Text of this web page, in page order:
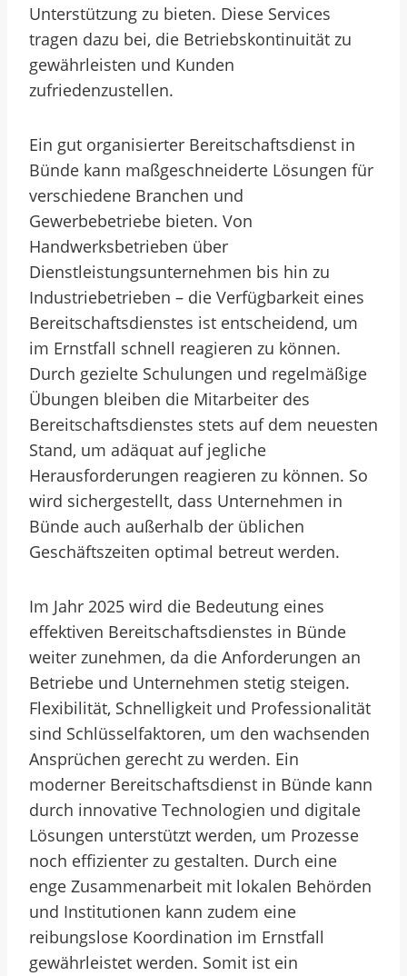
Unterstützung zu bieten. Diese Services
tragen dazu bei, die Betriebskontinuität zu
gewährleisten und Kunden
zufriedenzustellen.
Ein gut organisierter Bereitschaftsdienst in
Bünde kann maßgeschneiderte Lösungen für
verschiedene Branchen und
Gewerbebetriebe bieten. Von
Handwerksbetrieben über
Dienstleistungsunternehmen bis hin zu
Industriebetrieben – die Verfügbarkeit eines
Bereitschaftsdienstes ist entscheidend, um
im Ernstfall schnell reagieren zu können.
Durch gezielte Schulungen und regelmäßige
Übungen bleiben die Mitarbeiter des
Bereitschaftsdienstes stets auf dem neuesten
Stand, um adäquat auf jegliche
Herausforderungen reagieren zu können. So
wird sichergestellt, dass Unternehmen in
Bünde auch außerhalb der üblichen
Geschäftszeiten optimal betreut werden.
Im Jahr 2025 wird die Bedeutung eines
effektiven Bereitschaftsdienstes in Bünde
weiter zunehmen, da die Anforderungen an
Betriebe und Unternehmen stetig steigen.
Flexibilität, Schnelligkeit und Professionalität
sind Schlüsselfaktoren, um den wachsenden
Ansprüchen gerecht zu werden. Ein
moderner Bereitschaftsdienst in Bünde kann
durch innovative Technologien und digitale
Lösungen unterstützt werden, um Prozesse
noch effizienter zu gestalten. Durch eine
enge Zusammenarbeit mit lokalen Behörden
und Institutionen kann zudem eine
reibungslose Koordination im Ernstfall
gewährleistet werden. Somit ist ein